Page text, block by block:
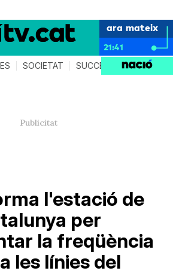
ara mateix
21:41
SOCIETAT SUCCESSOS
l'estació de
per
la freqüència
les línies del